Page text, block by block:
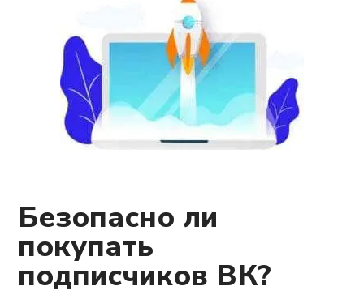
Безопасно ли
покупать
подписчиков ВК?